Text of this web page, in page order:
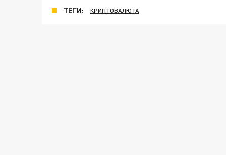
ТЕГИ: КРИПТОВАЛЮТА